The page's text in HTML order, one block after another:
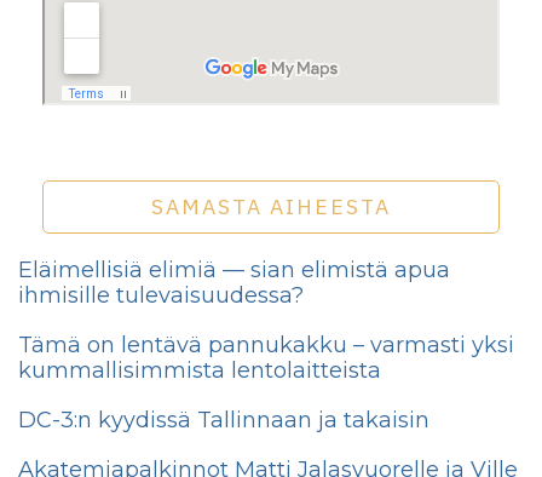
SAMASTA AIHEESTA
Eläimellisiä elimiä — sian elimistä apua
ihmisille tulevaisuudessa?
Tämä on lentävä pannukakku – varmasti yksi
kummallisimmista lentolaitteista
DC-3:n kyydissä Tallinnaan ja takaisin
Akatemiapalkinnot Matti Jalasvuorelle ja Ville